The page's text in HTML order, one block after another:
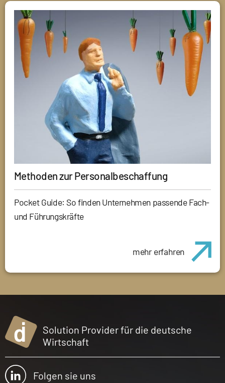
Methoden zur Personalbeschaffung
Pocket Guide: So finden Unternehmen passende Fach-
und Führungskräfte
mehr erfahren
Solution Provider für die deutsche
Wirtschaft
Folgen sie uns